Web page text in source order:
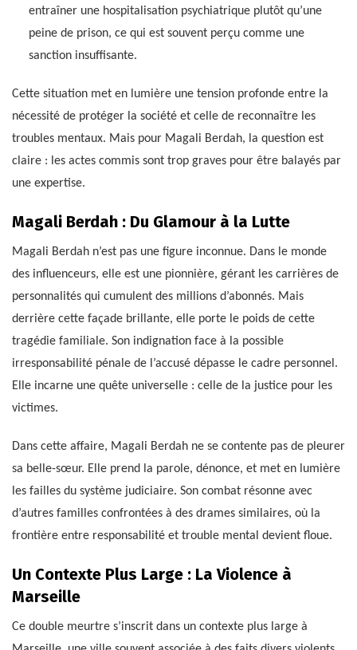
entraîner une hospitalisation psychiatrique plutôt qu’une
peine de prison, ce qui est souvent perçu comme une
sanction insuffisante.
Cette situation met en lumière une tension profonde entre la
nécessité de protéger la société et celle de reconnaître les
troubles mentaux. Mais pour Magali Berdah, la question est
claire : les actes commis sont trop graves pour être balayés par
une expertise.
Magali Berdah : Du Glamour à la Lutte
Magali Berdah n’est pas une figure inconnue. Dans le monde
des influenceurs, elle est une pionnière, gérant les carrières de
personnalités qui cumulent des millions d’abonnés. Mais
derrière cette façade brillante, elle porte le poids de cette
tragédie familiale. Son indignation face à la possible
irresponsabilité pénale de l’accusé dépasse le cadre personnel.
Elle incarne une quête universelle : celle de la justice pour les
victimes.
Dans cette affaire, Magali Berdah ne se contente pas de pleurer
sa belle-sœur. Elle prend la parole, dénonce, et met en lumière
les failles du système judiciaire. Son combat résonne avec
d’autres familles confrontées à des drames similaires, où la
frontière entre responsabilité et trouble mental devient floue.
Un Contexte Plus Large : La Violence à
Marseille
Ce double meurtre s’inscrit dans un contexte plus large à